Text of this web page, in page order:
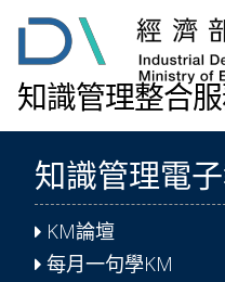
容
知識管理整合
知識管理電
KM論壇
每月一句學KM